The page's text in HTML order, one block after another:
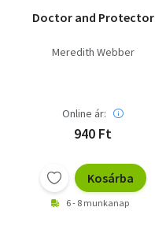
Doctor and Protector
Meredith Webber
Online ár:
940 Ft
Kosárba
6 - 8 munkanap